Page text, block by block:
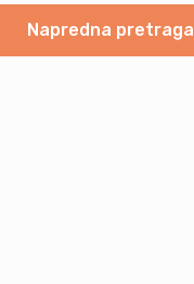
Napredna pretraga